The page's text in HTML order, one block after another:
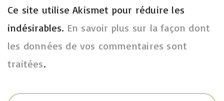
Ce site utilise Akismet pour réduire les
indésirables. En savoir plus sur la façon dont
les données de vos commentaires sont
traitées.